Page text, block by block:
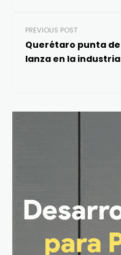
PREVIOUS POST
Querétaro punta de
lanza en la